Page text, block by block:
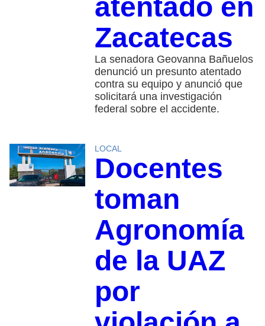
atentado en
Zacatecas
La senadora Geovanna Bañuelos
denunció un presunto atentado
contra su equipo y anunció que
solicitará una investigación
federal sobre el accidente.
LOCAL
Docentes
toman
Agronomía
de la UAZ
por